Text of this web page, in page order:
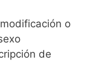
o
de